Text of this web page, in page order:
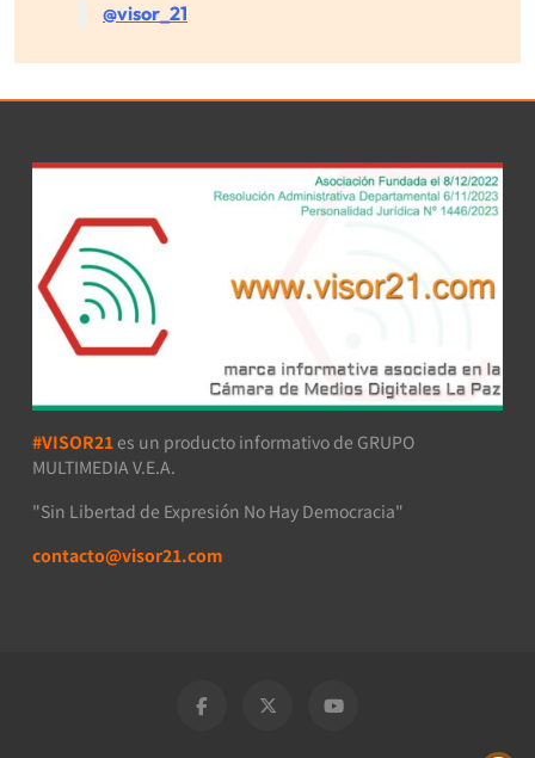
@visor_21
#VISOR21 es un producto informativo de GRUPO
MULTIMEDIA V.E.A.
"Sin Libertad de Expresión No Hay Democracia"
contacto@visor21.com